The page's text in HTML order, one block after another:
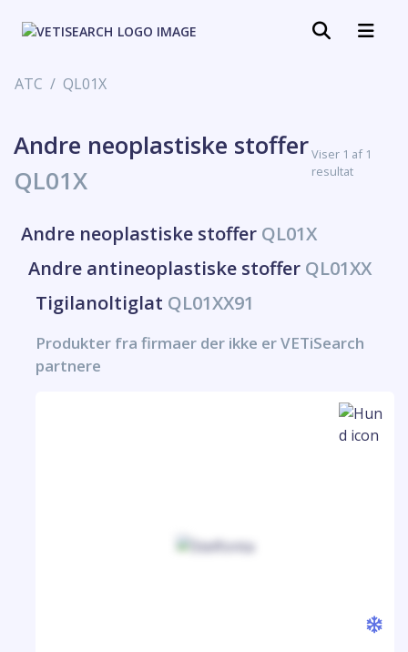
ATC QL01X
Andre neoplastiske stoffer
QL01X
Viser 1 af 1
resultat
Andre neoplastiske stoffer QL01X
Andre antineoplastiske stoffer QL01XX
Tigilanoltiglat QL01XX91
Produkter fra firmaer der ikke er VETiSearch
partnere